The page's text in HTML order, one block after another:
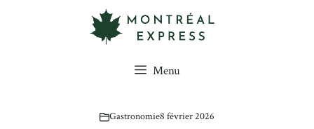
Menu
Gastronomie8 février 2026